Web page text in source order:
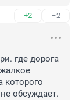
+2 –2
где дорога
которого
обсуждает.